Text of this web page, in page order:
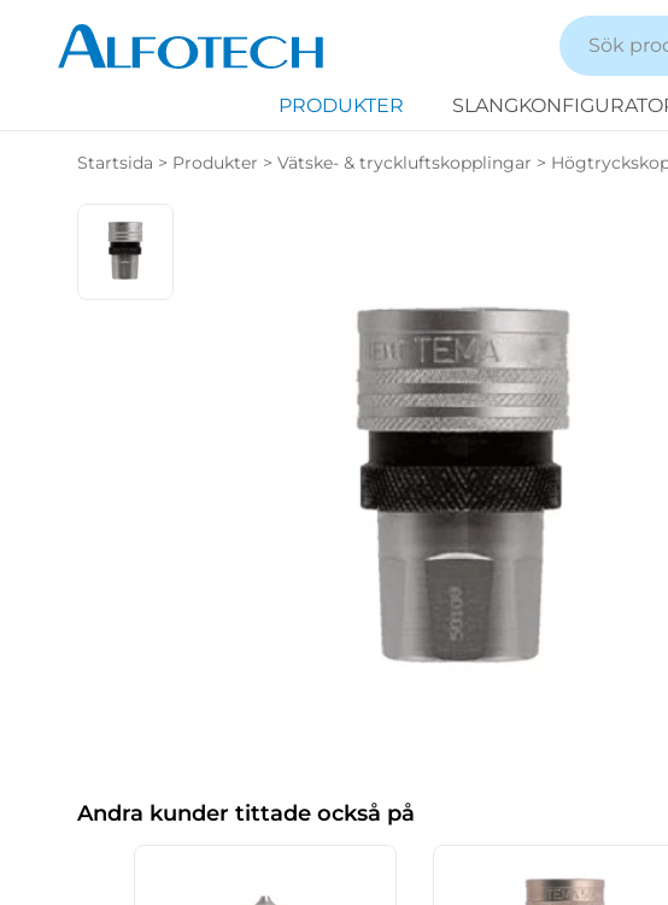
PRODUKTER
Startsida > Produkter > Vätske- & tryckluftskopplingar >
Andra kunder tittade också på